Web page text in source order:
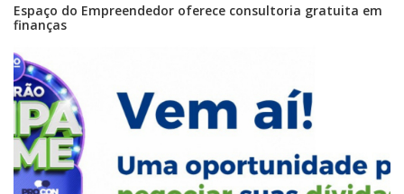
Espaço do Empreendedor oferece consultoria gratuita em
finanças